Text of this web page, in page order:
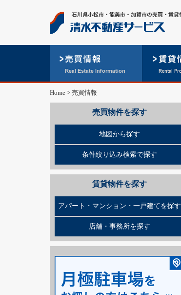
Home > 売買情報
売買物件を探す
地図から探す
条件絞り込み検索で探す
賃貸物件を探す
アパート・マンション・一戸建てを探す
店舗・事務所を探す